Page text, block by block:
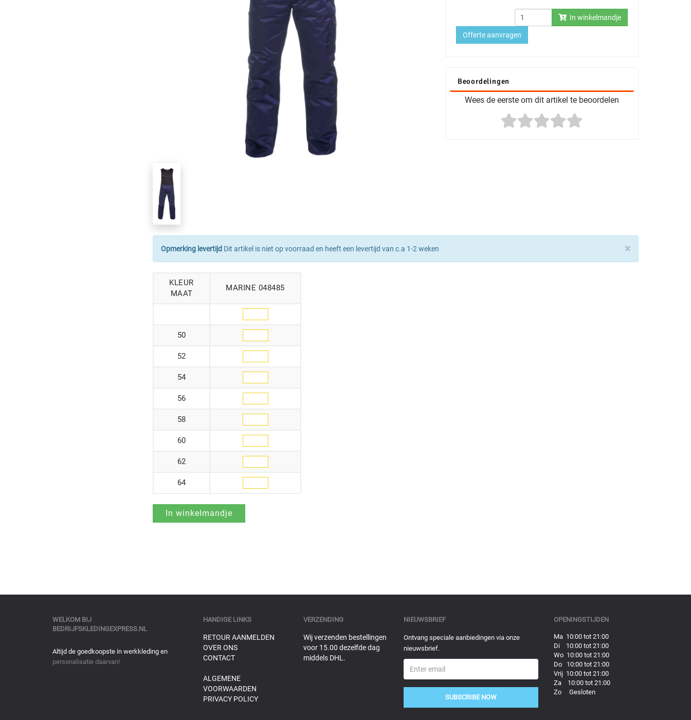
In winkelmandje
Offerte aanvragen
Beoordelingen
Wees de eerste om dit artikel te beoordelen
×
Opmerking levertijd Dit artikel is niet op voorraad en heeft een levertijd van c.a 1-2 weken
KLEUR
MAAT
MARINE 048485
50
52
54
56
58
60
62
64
WELKOM BIJ
BEDRIJFSKLEDINGEXPRESS.NL
Altijd de goedkoopste in werkkleding en
personalisatie daarvan!
HANDIGE LINKS
RETOUR AANMELDEN
OVER ONS
CONTACT
ALGEMENE
VOORWAARDEN
PRIVACY POLICY
VERZENDING
Wij verzenden bestellingen
voor 15.00 dezelfde dag
middels DHL.
NIEUWSBRIEF
Ontvang speciale aanbiedingen via onze
nieuwsbrief.
SUBSCRIBE NOW
OPENINGSTIJDEN
Ma 10:00 tot 21:00
Di 10:00 tot 21:00
Wo 10:00 tot 21:00
Do 10:00 tot 21:00
Vrij 10:00 tot 21:00
Za 10:00 tot 21:00
Zo Gesloten